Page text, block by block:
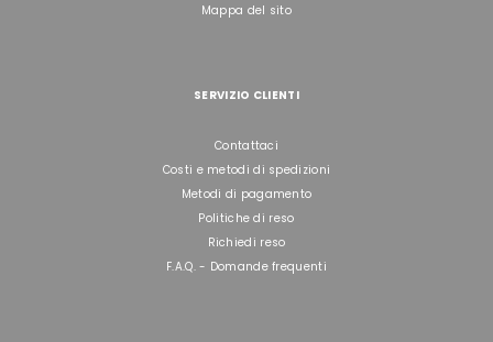
Mappa del sito
SERVIZIO CLIENTI
Contattaci
Costi e metodi di spedizioni
Metodi di pagamento
Politiche di reso
Richiedi reso
F.A.Q. - Domande frequenti